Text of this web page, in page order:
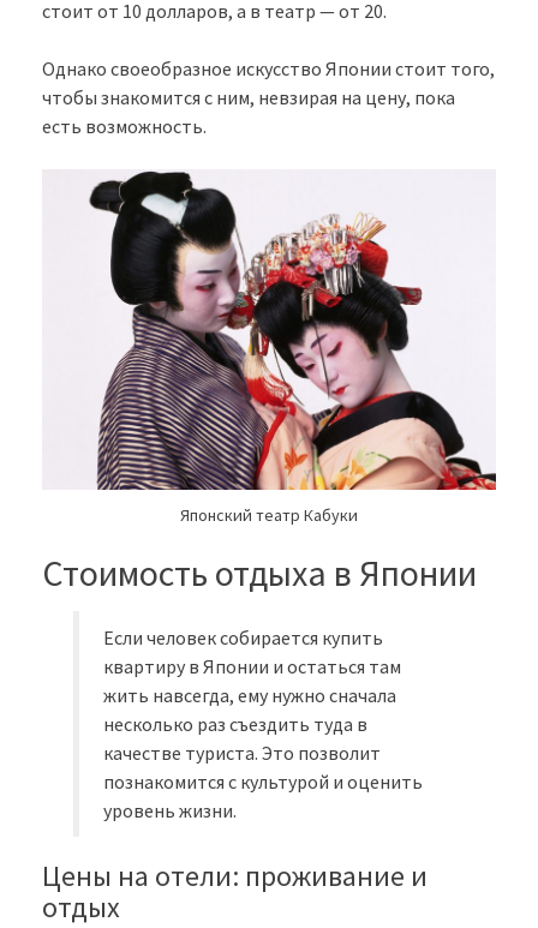
стоит от 10 долларов, а в театр — от 20.
Однако своеобразное искусство Японии стоит того,
чтобы знакомится с ним, невзирая на цену, пока
есть возможность.
Японский театр Кабуки
Стоимость отдыха в Японии
Если человек собирается купить
квартиру в Японии и остаться там
жить навсегда, ему нужно сначала
несколько раз съездить туда в
качестве туриста. Это позволит
познакомится с культурой и оценить
уровень жизни.
Цены на отели: проживание и
отдых